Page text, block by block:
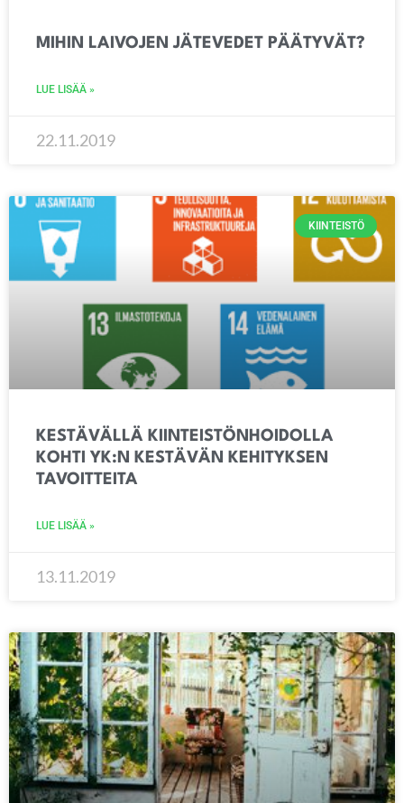
MIHIN LAIVOJEN JÄTEVEDET PÄÄTYVÄT?
LUE LISÄÄ »
22.11.2019
KIINTEISTÖ
KESTÄVÄLLÄ KIINTEISTÖNHOIDOLLA
KOHTI YK:N KESTÄVÄN KEHITYKSEN
TAVOITTEITA
LUE LISÄÄ »
13.11.2019